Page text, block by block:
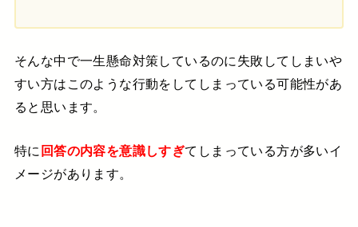
そんな中で一生懸命対策しているのに失敗してしまいや
すい方はこのような行動をしてしまっている可能性があ
ると思います。
特に回答の内容を意識しすぎてしまっている方が多いイ
メージがあります。